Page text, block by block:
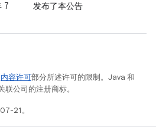
7
发布了本公告
内容许可部分所述许可的限制。Java 和
公司的注册商标。
21。